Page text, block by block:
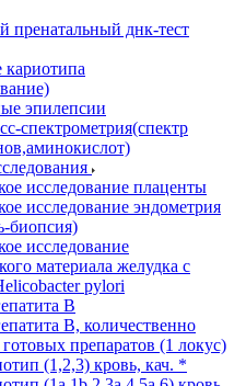
пренатальный днк-тест
кариотипа
эпилепсии
спектрометрия(спектр
исследование плаценты
исследование эндометрия
биопсия)
исследование
материала желудка с
pylori
B
B, количественно
препаратов (1 локус)
(1,2,3) кровь, кач. *